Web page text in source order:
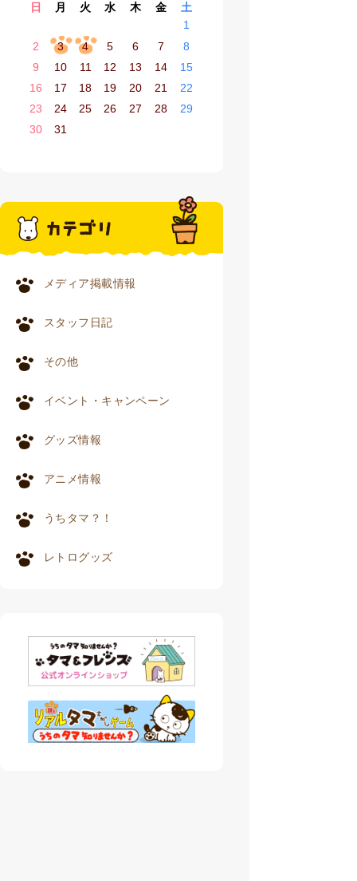
日 月 火 水 木 金 土
1
2
3 4 5 6 7
8
9
10 11 12 13 14
15
16
17 18 19 20 21
22
23
24 25 26 27 28
29
30
31
メディア掲載情報
スタッフ日記
その他
イベント・キャンペーン
グッズ情報
アニメ情報
うちタマ？！
レトログッズ